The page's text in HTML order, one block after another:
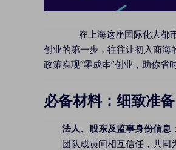
在上海这座国际化大都市
创业的第一步，往往让初入商
政策实现“零成本”创业，助你省
必备材料：细致准
法人、股东及监事身份信息
团队成员间相互信任，共同